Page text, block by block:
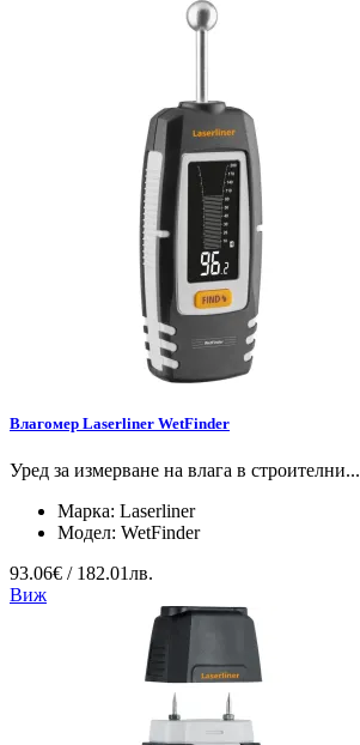
Влагомер Laserliner WetFinder
Уред за измерване на влага в строителни...
Марка: Laserliner
Модел: WetFinder
93.06€ / 182.01лв.
Виж